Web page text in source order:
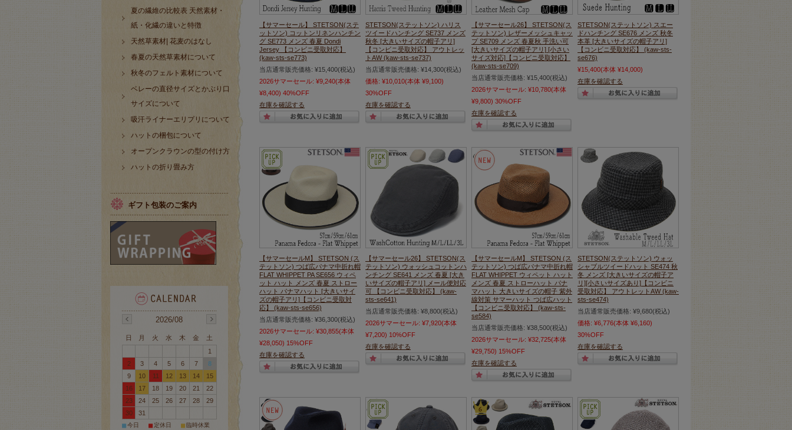
【サマーセール】 STETSON(ステ
ットソン) コットンリネンハンチン
グ SE773 メンズ 春夏 Dondi
Jersey 【コンビニ受取対応】
(kaw-sts-se773)
当店通常販売価格: ¥15,400(税込)
2026サマーセール: ¥9,240(本体
¥8,400) 40%OFF
在庫を確認する
STETSON(ステットソン) ハリス
ツイードハンチング SE737 メンズ
秋冬 [大きいサイズの帽子アリ]
【コンビニ受取対応】 アウトレッ
トAW (kaw-sts-se737)
当店通常販売価格: ¥14,300(税込)
価格: ¥10,010(本体 ¥9,100)
30%OFF
在庫を確認する
【サマーセール26】 STETSON(ス
テットソン) レザーメッシュキャッ
プ SE709 メンズ 春夏秋 手洗い可
[大きいサイズの帽子アリ] [小さい
サイズ対応]【コンビニ受取対応】
(kaw-sts-se709)
当店通常販売価格: ¥15,400(税込)
2026サマーセール: ¥10,780(本体
¥9,800) 30%OFF
在庫を確認する
STETSON(ステットソン) スエー
ドハンチング SE676 メンズ 秋冬
本革 [大きいサイズの帽子アリ]
【コンビニ受取対応】 (kaw-sts-
se676)
¥15,400(本体 ¥14,000)
在庫を確認する
【サマーセールM】 STETSON (ス
テットソン) つば広パナマ中折れ帽
FLAT WHIPPET PA SE656 ウィペ
ット ハット メンズ 春夏 ストロー
ハット パナマハット [大きいサイ
ズの帽子アリ]【コンビニ受取対
応】 (kaw-sts-se656)
当店通常販売価格: ¥36,300(税込)
2026サマーセール: ¥30,855(本体
¥28,050) 15%OFF
在庫を確認する
【サマーセール26】 STETSON(ス
テットソン) ウォッシュコットンハ
ンチング SE641 メンズ 春夏 [大き
いサイズの帽子アリ] メール便対応
可 【コンビニ受取対応】 (kaw-
sts-se641)
当店通常販売価格: ¥8,800(税込)
2026サマーセール: ¥7,920(本体
¥7,200) 10%OFF
在庫を確認する
【サマーセールM】 STETSON (ス
テットソン) つば広パナマ中折れ帽
FLAT WHIPPET ウィペット ハット
メンズ 春夏 ストローハット パナ
マハット 大きいサイズの帽子 紫外
線対策 サマーハット つば広ハット
【コンビニ受取対応】 (kaw-sts-
se584)
当店通常販売価格: ¥38,500(税込)
2026サマーセール: ¥32,725(本体
¥29,750) 15%OFF
在庫を確認する
STETSON(ステットソン) ウォッ
シャブルツイードハット SE474 秋
冬 メンズ [大きいサイズの帽子ア
リ][小さいサイズあり]【コンビニ
受取対応】 アウトレットAW (kaw-
sts-se474)
当店通常販売価格: ¥9,680(税込)
価格: ¥6,776(本体 ¥6,160)
30%OFF
在庫を確認する
夏の繊維の比較表 天然素材・
紙・化繊の違いと特徴
天然草素材| 花麦のはなし
春夏の天然草素材について
秋冬のフェルト素材について
ベレーの直径サイズとかぶり口
サイズについて
吸汗ライナーエリプリについて
ハットの梱包について
オープンクラウンの型の付け方
ハットの折り畳み方
ギフト包装のご案内
2026/08
日 月 火 水 木 金
土
1
2
3 4 5 6 7
8
9
10 11 12 13 14
15
16
17 18 19 20 21
22
23
24 25 26 27 28
29
30
31
■今日 ■ 定休日 ■臨時休業